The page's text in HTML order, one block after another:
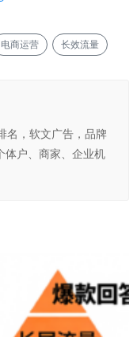
电商运营 长效流量
名，软文广告，品牌
体户、商家、企业机